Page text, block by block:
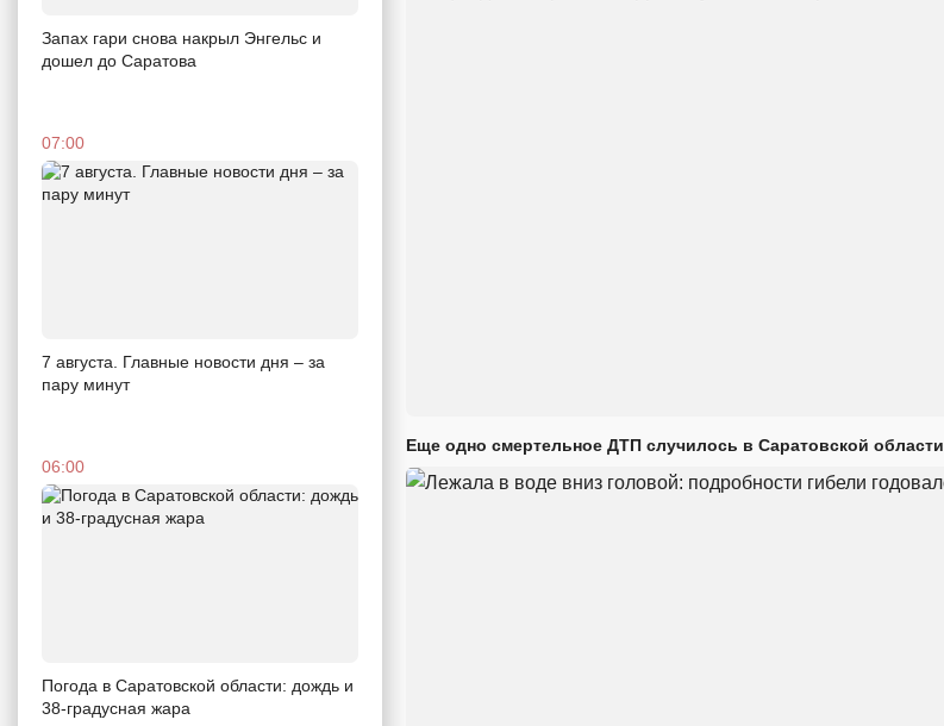
Запах гари снова накрыл Энгельс и
дошел до Саратова
07:00
7 августа. Главные новости дня – за
пару минут
06:00
Погода в Саратовской области: дождь и
38-градусная жара
Еще одно смертельное ДТП случилось в Саратовской области